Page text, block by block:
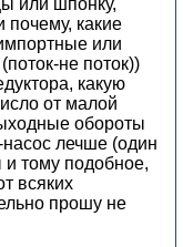
или шпонку,
почему, какие
или
не поток))
какую
от малой
обороты
насос лечше (один
и тому подобное,
всяких
прошу не